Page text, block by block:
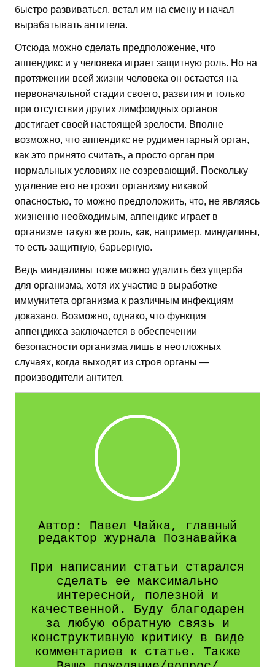
быстро развиваться, встал им на смену и начал
вырабатывать антитела.
Отсюда можно сделать предположение, что
аппендикс и у человека играет защитную роль. Но на
протяжении всей жизни человека он остается на
первоначальной стадии своего, развития и только
при отсутствии других лимфоидных органов
достигает своей настоящей зрелости. Вполне
возможно, что аппендикс не рудиментарный орган,
как это принято считать, а просто орган при
нормальных условиях не созревающий. Поскольку
удаление его не грозит организму никакой
опасностью, то можно предположить, что, не являясь
жизненно необходимым, аппендикс играет в
организме такую же роль, как, например, миндалины,
то есть защитную, барьерную.
Ведь миндалины тоже можно удалить без ущерба
для организма, хотя их участие в выработке
иммунитета организма к различным инфекциям
доказано. Возможно, однако, что функция
аппендикса заключается в обеспечении
безопасности организма лишь в неотложных
случаях, когда выходят из строя органы —
производители антител.
Автор: Павел Чайка, главный
редактор журнала Познавайка
При написании статьи старался
сделать ее максимально
интересной, полезной и
качественной. Буду благодарен
за любую обратную связь и
конструктивную критику в виде
комментариев к статье. Также